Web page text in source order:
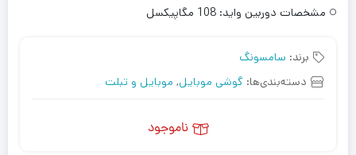
مشخصات دوربین واید: 108 مگاپیکسل
برند: سامسونگ
دسته‌بندی‌ها: گوشی موبایل, موبایل و تبلت
ناموجود